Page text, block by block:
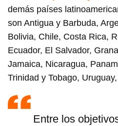
demás países
son Antigua y Barbuda,
Bolivia, Chile, Costa Rica,
Ecuador, El Salvador,
Jamaica, Nicaragua,
Trinidad y Tobago,
Entre los